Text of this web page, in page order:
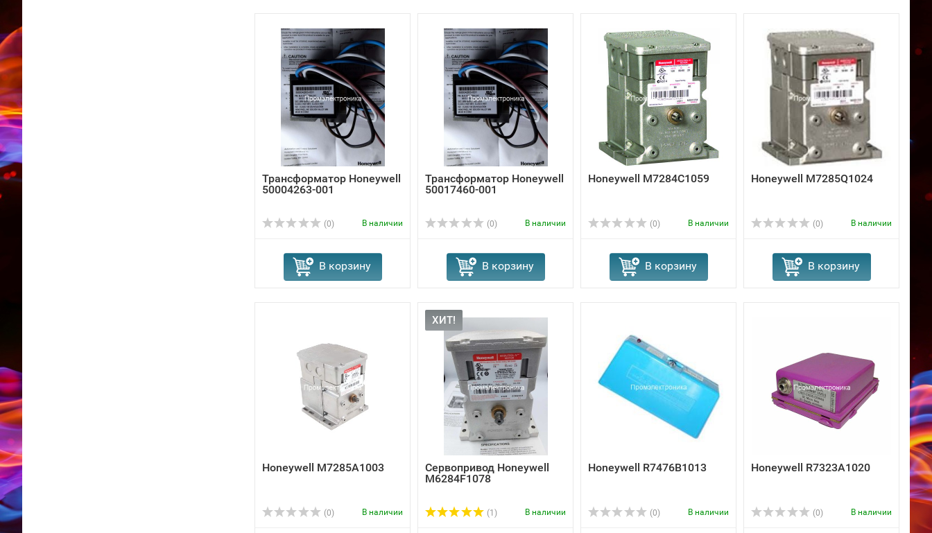
Трансформатор Honeywell
50004263-001
(0) В наличии
В корзину
Трансформатор Honeywell
50017460-001
(0) В наличии
В корзину
Honeywell M7284C1059
(0) В наличии
В корзину
Honeywell M7285Q1024
(0) В наличии
В корзину
Honeywell M7285A1003
(0) В наличии
ХИТ!
Сервопривод Honeywell
M6284F1078
(1) В наличии
Honeywell R7476B1013
(0) В наличии
Honeywell R7323A1020
(0) В наличии